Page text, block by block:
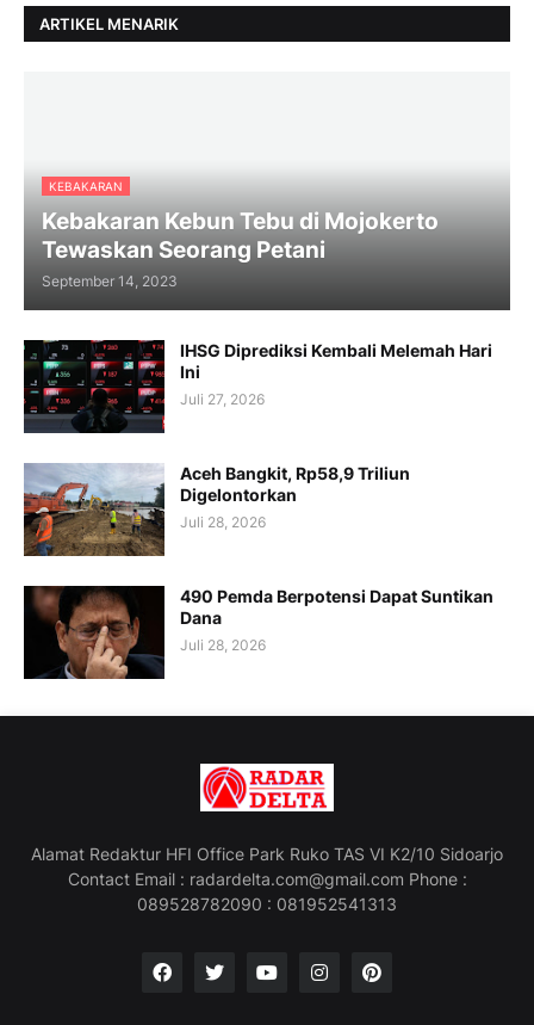
ARTIKEL MENARIK
KEBAKARAN
Kebakaran Kebun Tebu di Mojokerto
Tewaskan Seorang Petani
September 14, 2023
IHSG Diprediksi Kembali Melemah Hari
Ini
Juli 27, 2026
Aceh Bangkit, Rp58,9 Triliun
Digelontorkan
Juli 28, 2026
490 Pemda Berpotensi Dapat Suntikan
Dana
Juli 28, 2026
Alamat Redaktur HFI Office Park Ruko TAS VI K2/10 Sidoarjo
Contact Email : radardelta.com@gmail.com Phone :
089528782090 : 081952541313